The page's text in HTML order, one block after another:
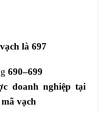
là 697
690–699
doanh nghiệp tại
vạch